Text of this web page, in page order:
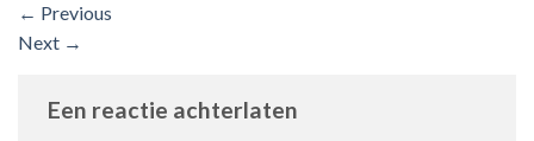
← Previous
Next →
Een reactie achterlaten